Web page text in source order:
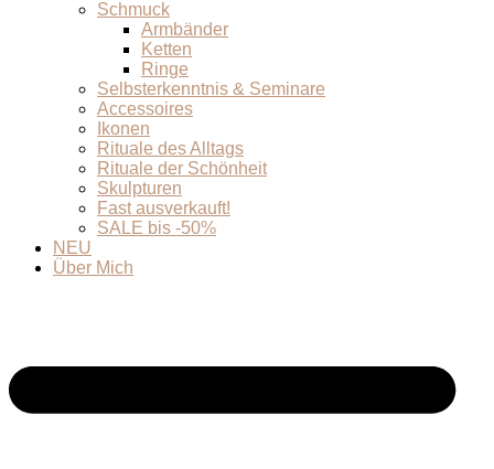
Schmuck
Armbänder
Ketten
Ringe
Selbsterkenntnis & Seminare
Accessoires
Ikonen
Rituale des Alltags
Rituale der Schönheit
Skulpturen
Fast ausverkauft!
SALE bis -50%
NEU
Über Mich